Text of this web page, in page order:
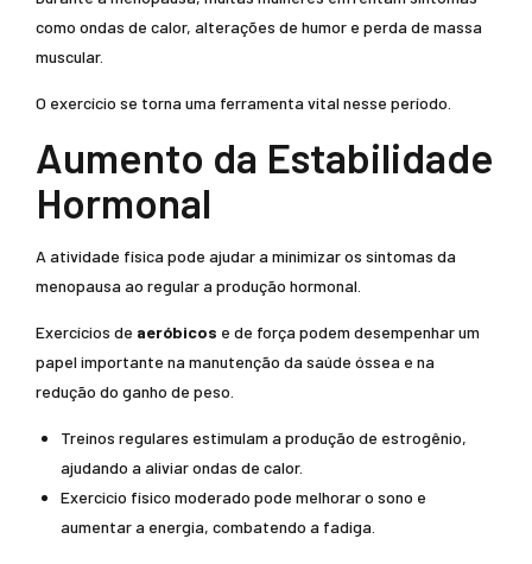
como ondas de calor, alterações de humor e perda de massa
muscular.
O exercício se torna uma ferramenta vital nesse período.
Aumento da Estabilidade
Hormonal
A atividade física pode ajudar a minimizar os sintomas da
menopausa ao regular a produção hormonal.
Exercícios de aeróbicos e de força podem desempenhar um
papel importante na manutenção da saúde óssea e na
redução do ganho de peso.
Treinos regulares estimulam a produção de estrogênio,
ajudando a aliviar ondas de calor.
Exercicio físico moderado pode melhorar o sono e
aumentar a energia, combatendo a fadiga.